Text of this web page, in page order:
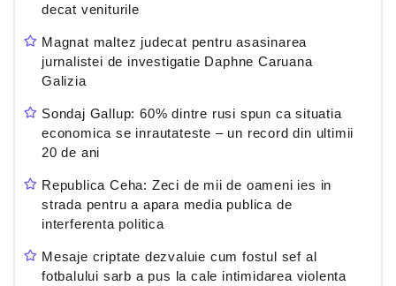
decat veniturile
Magnat maltez judecat pentru asasinarea
jurnalistei de investigatie Daphne Caruana
Galizia
Sondaj Gallup: 60% dintre rusi spun ca situatia
economica se inrautateste – un record din ultimii
20 de ani
Republica Ceha: Zeci de mii de oameni ies in
strada pentru a apara media publica de
interferenta politica
Mesaje criptate dezvaluie cum fostul sef al
fotbalului sarb a pus la cale intimidarea violenta